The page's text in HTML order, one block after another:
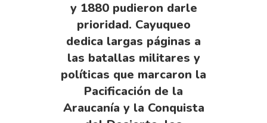
y 1880 pudieron darle
prioridad. Cayuqueo
dedica largas páginas a
las batallas militares y
políticas que marcaron la
Pacificación de la
Araucanía y la Conquista